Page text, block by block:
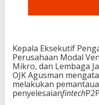
Kepala Eksekutif
Perusahaan Modal
Mikro, dan Lembaga
OJK Agusman
melakukan
penyelesaianfintechP2P